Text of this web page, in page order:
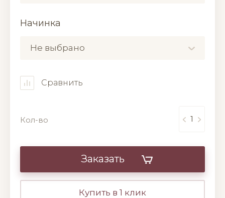
Начинка
Не выбрано
Сравнить
Кол-во
Заказать
Купить в 1 клик